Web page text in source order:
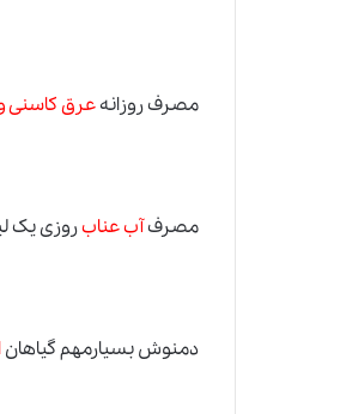
مصرف روزانهعرق کاسنی
مصرفآب عنابروزی یک
دمنوش بسیارمهم گیاهان